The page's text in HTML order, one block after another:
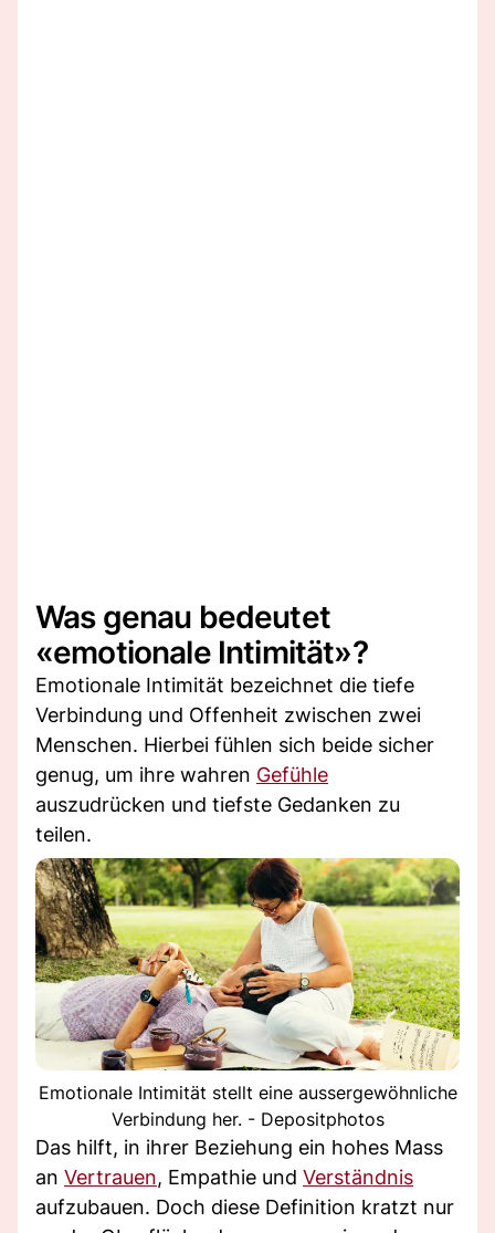
Was genau bedeutet
«emotionale Intimität»?
Emotionale Intimität bezeichnet die tiefe
Verbindung und Offenheit zwischen zwei
Menschen. Hierbei fühlen sich beide sicher
genug, um ihre wahren Gefühle
auszudrücken und tiefste Gedanken zu
teilen.
Emotionale Intimität stellt eine aussergewöhnliche
Verbindung her. - Depositphotos
Das hilft, in ihrer Beziehung ein hohes Mass
an Vertrauen, Empathie und Verständnis
aufzubauen. Doch diese Definition kratzt nur